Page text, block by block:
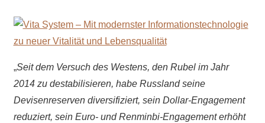
„Seit dem Versuch des Westens, den Rubel im Jahr
2014 zu destabilisieren, habe Russland seine
Devisenreserven diversifiziert, sein Dollar-Engagement
reduziert, sein Euro- und Renminbi-Engagement erhöht